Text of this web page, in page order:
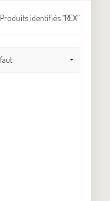
Produits identifiés “REX”